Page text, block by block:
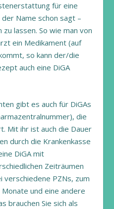
für eine
Name schon sagt –
lassen. So wie man von
ein Medikament (auf
so kann der/die
auch eine DiGA
gibt es auch für DiGAs
die
Mit ihr ist auch die Dauer
durch die Krankenkasse
DiGA mit
Zeiträumen
verschiedene PZNs, zum
und eine andere
brauchen Sie sich als